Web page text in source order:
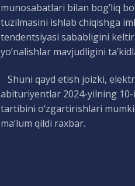
munosabatlari bilan bog’liq
tuzilmasini ishlab chiqishga
tendentsiyasi sababligini
yo’nalishlar mavjudligini
Shuni qayd etish joizki,
abituriyentlar 2024-yilning
tartibini o‘zgartirishlari
ma’lum qildi raxbar.